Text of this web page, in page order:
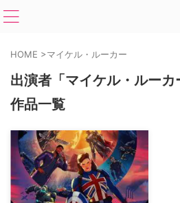
HOME >マイケル・ルーカー
出演者「マイケル・ルー
作品一覧